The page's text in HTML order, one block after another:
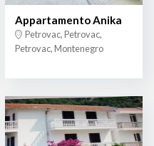
Appartamento Anika
Petrovac, Petrovac,
Petrovac, Montenegro